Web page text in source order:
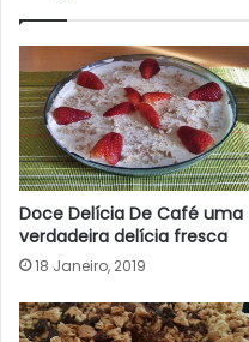
Doce Delícia De Café uma
verdadeira delícia fresca
18 Janeiro, 2019